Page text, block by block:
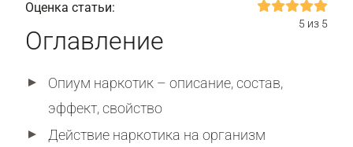
Оценка статьи:
5 из 5
Оглавление
Опиум наркотик – описание, состав,
эффект, свойство
Действие наркотика на организм